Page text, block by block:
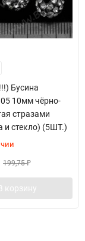
Бусина
10мм чёрно-
стразами
и стекло) (5ШТ.)
199,75₽
корзину